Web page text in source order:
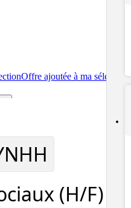
Offre ajoutée à ma sélection
de l'offre Travailleurs Sociaux (H/F)
(H/F)